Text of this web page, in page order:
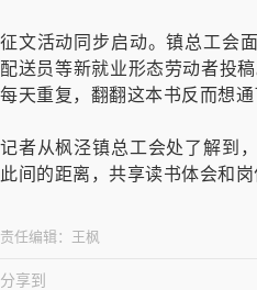
征文活动同步启动。镇总工会
配送员等新就业形态劳动者投
每天重复，翻翻这本书反而想
记者从枫泾镇总工会处了解到
此间的距离，共享读书体会和岗
责任编辑： 王枫
分享到